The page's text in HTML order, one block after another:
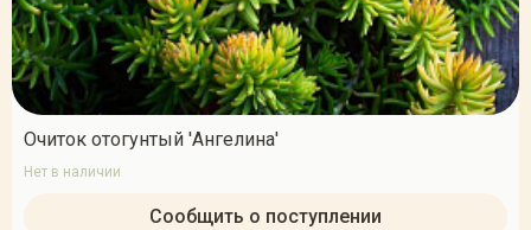
Очиток отогунтый 'Ангелина'
Нет в наличии
Сообщить о поступлении